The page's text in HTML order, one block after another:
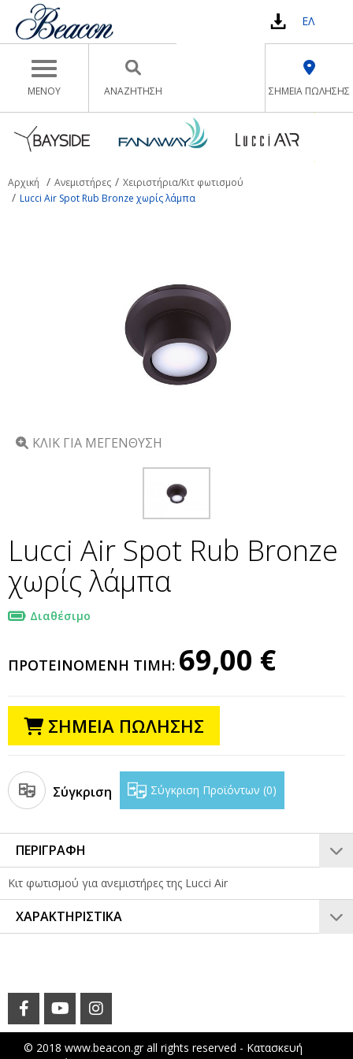
Toggle navigation
ΜΕΝΟΥ
ΕΛ
ΣΗΜΕΙΑ ΠΩΛΗΣΗΣ
ΑΝΑΖΉΤΗΣΗ
Αρχική Ανεμιστήρες
Χειριστήρια/Κιτ φωτισμού
Lucci Air Spot Rub Bronze χωρίς λάμπα
ΚΛΙΚ ΓΙΑ ΜΕΓΕΝΘΥΣΗ
Lucci Air Spot Rub Bronze
χωρίς λάμπα
Διαθέσιμο
ΠΡΟΤΕΙΝΟΜΕΝΗ ΤΙΜΗ: 69,00 €
ΣΗΜΕΙΑ ΠΩΛΗΣΗΣ
Σύγκριση Σύγκριση Προϊόντων 0
ΠΕΡΙΓΡΑΦΗ
Κιτ φωτισμού για ανεμιστήρες της Lucci Air
ΧΑΡΑΚΤΗΡΙΣΤΙΚΑ
© 2018 www.beacon.gr all rights reserved - Κατασκευή